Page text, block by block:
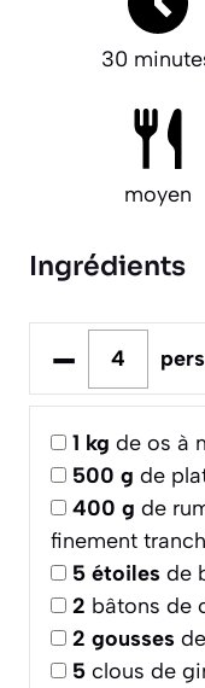
30
moyen
Ingrédients
–
1 kg de os à
500 g de
400 g de
finement
5 étoiles de
2 bâtons de
2 gousses
5 clous de